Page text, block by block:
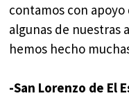
contamos con
algunas de nuestras
hemos hecho
-San Lorenzo de El